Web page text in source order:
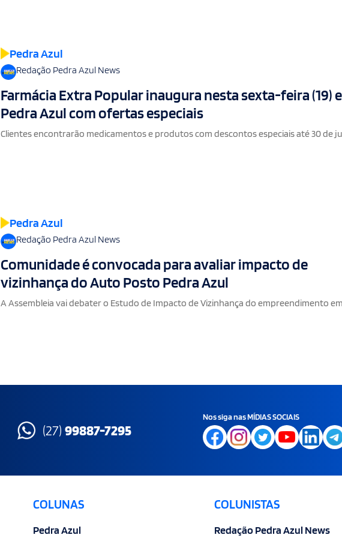
Pedra Azul
Redação Pedra Azul News
Farmácia Extra Popular inaugura nesta sexta-feira (19)
Pedra Azul com ofertas especiais
Clientes encontrarão medicamentos e produtos com descontos especiais até 30 de
Pedra Azul
Redação Pedra Azul News
Comunidade é convocada para avaliar impacto de
vizinhança do Auto Posto Pedra Azul
A Assembleia vai debater o Estudo de Impacto de Vizinhança do empreendimento
(27) 99887-7295
Nos siga nas MÍDIAS SOCIAIS
COLUNAS
Pedra Azul
COLUNISTAS
Redação Pedra Azul News